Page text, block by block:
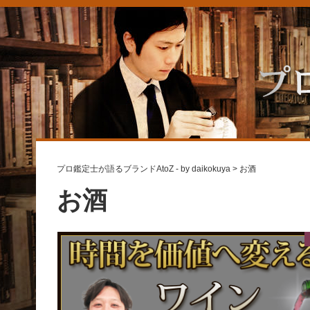
プロ鑑定士が語るブランドAtoZ - by daikokuya > お酒
お酒